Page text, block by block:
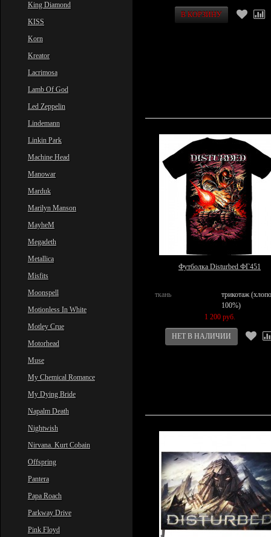
King Diamond
KISS
Korn
Kreator
Lacrimosa
Lamb Of God
Led Zeppelin
Lindemann
Linkin Park
Machine Head
Manowar
Marduk
Marilyn Manson
MayheM
Megadeth
Metallica
Misfits
Moonspell
Motionless In White
Motley Crue
Motorhead
Muse
My Chemical Romance
My Dying Bride
Napalm Death
Nightwish
Nirvana. Kurt Cobain
Offspring
Pantera
Papa Roach
Parkway Drive
Pink Floyd
Футболка Disturbed ФГ451
ткань
трикотаж
100%)
1 200 руб.